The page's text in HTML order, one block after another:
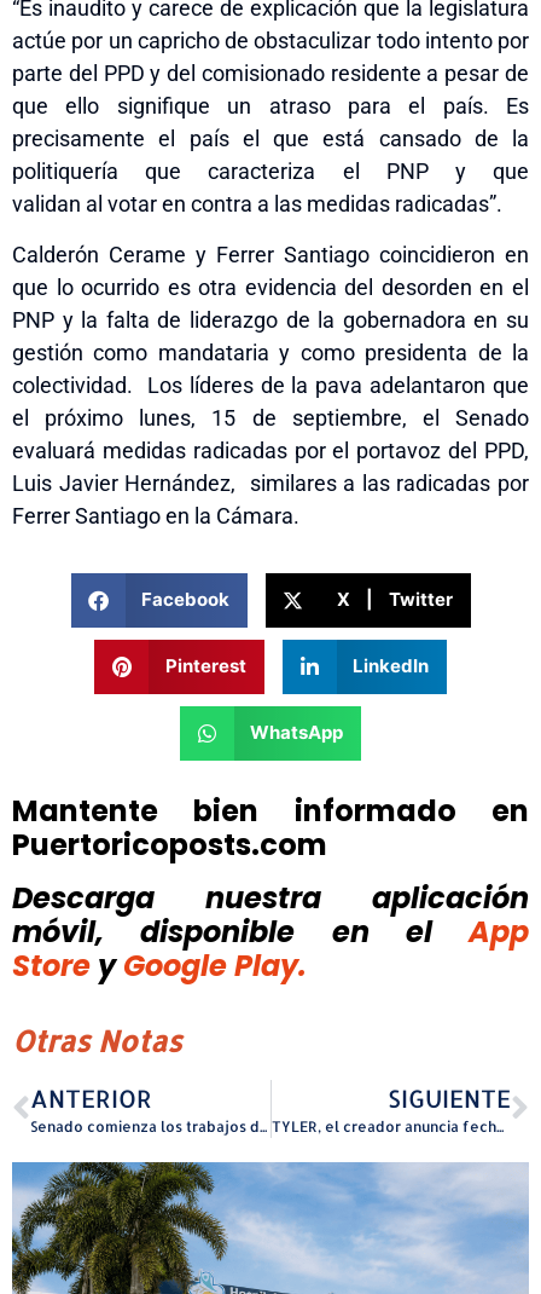
“Es inaudito y carece de explicación que la legislatura
actúe por un capricho de obstaculizar todo intento por
parte del PPD y del comisionado residente a pesar de
que ello signifique un atraso para el país. Es
precisamente el país el que está cansado de la
politiquería que caracteriza el PNP y que
validan a votar en contra a las medidas radicadas”.
Calderón Cerame y Ferrer Santiago coincidieron en
que lo ocurrido es otra evidencia del desorden en el
PNP y la falta de liderazgo de la gobernadora en su
gestión como mandataria y como presidenta de la
colectividad. Los líderes de la pava adelantaron que
el próximo lunes, 15 de septiembre, el Senado
evaluará medidas radicadas por el portavoz del PPD,
Luis Javier Hernández, similares a las radicadas por
Ferrer Santiago en la Cámara.
Facebook X | Twitter
Pinterest LinkedIn
WhatsApp
Mantente bien informado en
Puertoricoposts.com
Descarga nuestra aplicación
móvil, disponible
en el
App
Store y Google Play.
Otras Notas
ANTERIOR
Senado comienza los trabajos de Comisión Total Especial en el Distrito de Carolina
SIGUIENTE
TYLER, el creador anuncia fechas de su gira en Latinoamérica